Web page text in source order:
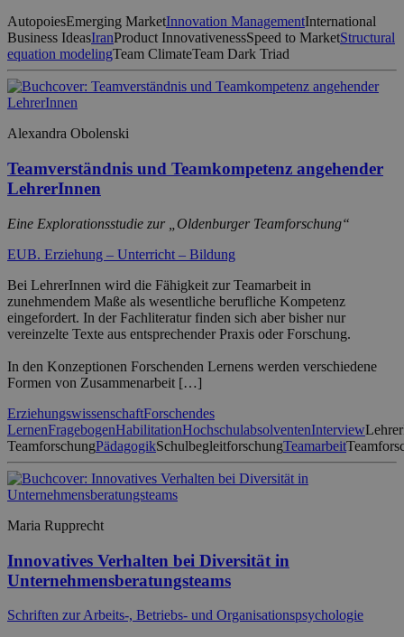
AutopoiesEmerging MarketInnovation ManagementInternational
Business IdeasIranProduct InnovativenessSpeed to MarketStructural
equation modelingTeam ClimateTeam Dark Triad
Alexandra Obolenski
Teamverständnis und Teamkompetenz angehender
LehrerInnen
Eine Explorationsstudie zur „Oldenburger Teamforschung“
EUB. Erziehung – Unterricht – Bildung
Bei LehrerInnen wird die Fähigkeit zur Teamarbeit in
zunehmendem Maße als wesentliche berufliche Kompetenz
eingefordert. In der Fachliteratur finden sich aber bisher nur
vereinzelte Texte aus entsprechender Praxis oder Forschung.
In den Konzeptionen Forschenden Lernens werden verschiedene
Formen von Zusammenarbeit […]
ErziehungswissenschaftForschendes
LernenFragebogenHabilitationHochschulabsolventenInterview
TeamforschungPädagogikSchulbegleitforschungTeamarbeit
Maria Rupprecht
Innovatives Verhalten bei Diversität in
Unternehmensberatungsteams
Schriften zur Arbeits-, Betriebs- und Organisationspsychologie